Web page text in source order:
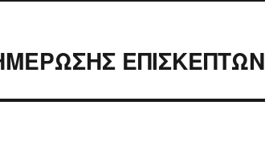
ΕΠΙΣΚΕΠΤΩΝ